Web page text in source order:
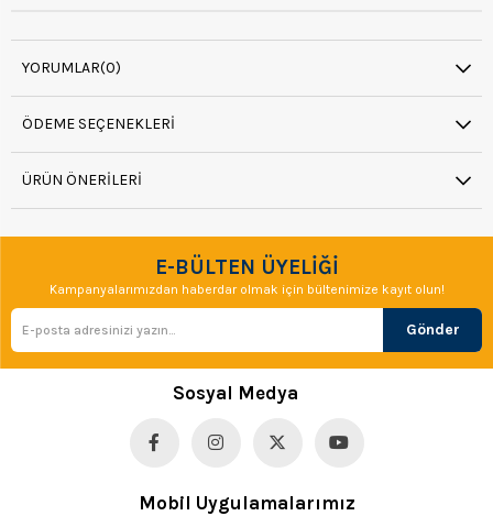
YORUMLAR(0)
ÖDEME SEÇENEKLERI
ÜRÜN ÖNERILERI
E-BÜLTEN ÜYELİĞİ
Kampanyalarımızdan haberdar olmak için bültenimize kayıt olun!
Gönder
Sosyal Medya
Mobil Uygulamalarımız